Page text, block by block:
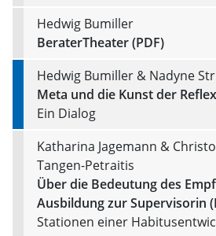
Hedwig Bumiller
BeraterTheater (PDF)
Hedwig Bumiller & Nadyne
Meta und die Kunst der
Ein Dialog
Katharina Jagemann &
Tangen-Petraitis
Über die Bedeutung des
Ausbildung zur Supervisorin
Stationen einer